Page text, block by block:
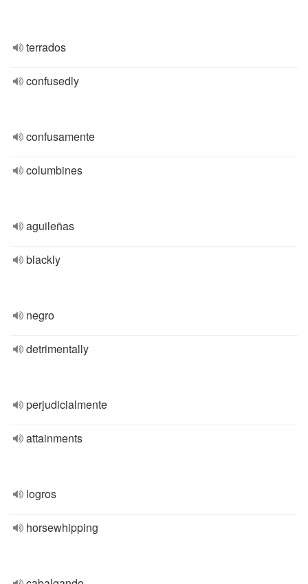
terrados
confusedly
confusamente
columbines
aguileñas
blackly
negro
detrimentally
perjudicialmente
attainments
logros
horsewhipping